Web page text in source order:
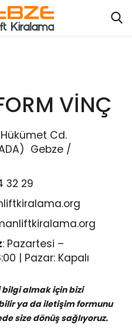
VİNÇ
Cd.
Gebze /
32 29
: Pazartesi –
| Pazar: Kapalı
bilgi almak için bizi
ya da iletişim formunu
size dönüş sağlıyoruz.